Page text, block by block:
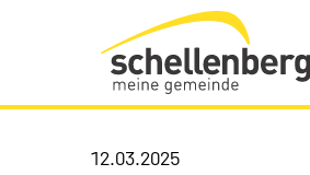
Gemeinde Schellenberg Startseite
12.03.2025